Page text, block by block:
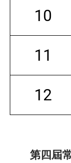
10
11
12
第四屆